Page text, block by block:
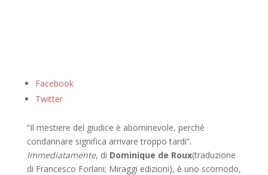
Facebook
Twitter
“Il mestiere del giudice è abominevole, perché
condannare significa arrivare troppo tardi”.
Immediatamente, di Dominique de Roux(traduzione
di Francesco Forlani; Miraggi edizioni), è uno scomodo,